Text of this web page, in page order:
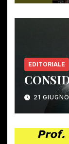
EDITORIALE
21